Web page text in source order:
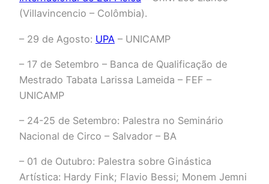
(Villavincencio – Colômbia).
– 29 de Agosto: UPA – UNICAMP
– 17 de Setembro – Banca de Qualificação de
Mestrado Tabata Larissa Lameida – FEF –
UNICAMP
– 24-25 de Setembro: Palestra no Seminário
Nacional de Circo – Salvador – BA
– 01 de Outubro: Palestra sobre Ginástica
Artística: Hardy Fink; Flavio Bessi; Monem Jemni